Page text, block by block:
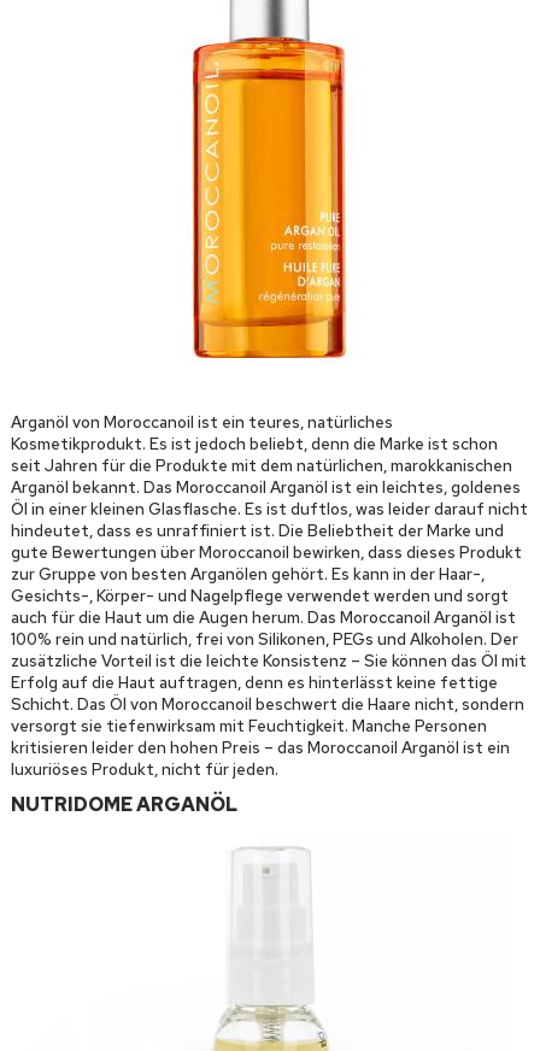
Arganöl von Moroccanoil ist ein teures, natürliches
Kosmetikprodukt. Es ist jedoch beliebt, denn die Marke ist schon
seit Jahren für die Produkte mit dem natürlichen, marokkanischen
Arganöl bekannt. Das Moroccanoil Arganöl ist ein leichtes, goldenes
Öl in einer kleinen Glasflasche. Es ist duftlos, was leider darauf nicht
hindeutet, dass es unraffiniert ist. Die Beliebtheit der Marke und
gute Bewertungen über Moroccanoil bewirken, dass dieses Produkt
zur Gruppe von besten Arganölen gehört. Es kann in der Haar-,
Gesichts-, Körper- und Nagelpflege verwendet werden und sorgt
auch für die Haut um die Augen herum. Das Moroccanoil Arganöl ist
100% rein und natürlich, frei von Silikonen, PEGs und Alkoholen. Der
zusätzliche Vorteil ist die leichte Konsistenz – Sie können das Öl mit
Erfolg auf die Haut auftragen, denn es hinterlässt keine fettige
Schicht. Das Öl von Moroccanoil beschwert die Haare nicht, sondern
versorgt sie tiefenwirksam mit Feuchtigkeit. Manche Personen
kritisieren leider den hohen Preis – das Moroccanoil Arganöl ist ein
luxuriöses Produkt, nicht für jeden.
NUTRIDOME ARGANÖL